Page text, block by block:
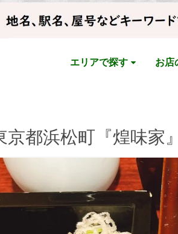
エリアで探す お店
京都浜松町『煌味家